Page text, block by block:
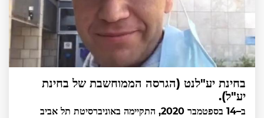
בחינת יע"לנט (הגרסה הממוחשבת של בחינת
יע"ל).
ב–14 בספטמבר 2020, התקיימה באוניברסיטת תל אביב